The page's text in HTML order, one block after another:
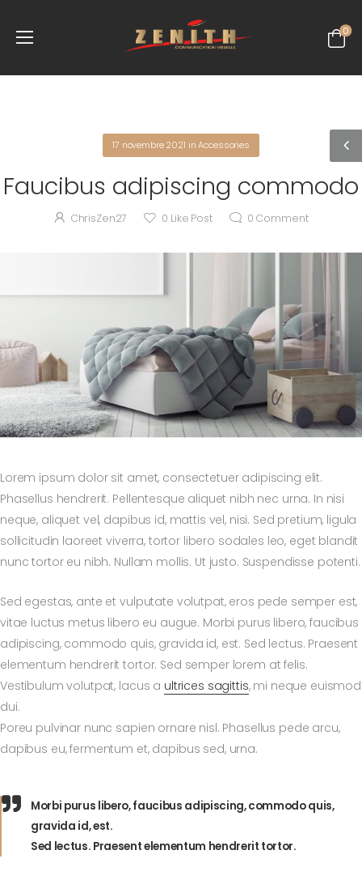
0
17 novembre 2021 inAccessories
Faucibus adipiscing commodo
ChrisZen27 0 Like Post 0 Comment
Lorem ipsum dolor sit amet, consectetuer adipiscing elit.
Phasellus hendrerit. Pellentesque aliquet nibh nec urna. In nisi
neque, aliquet vel, dapibus id, mattis vel, nisi. Sed pretium, ligula
sollicitudin laoreet viverra, tortor libero sodales leo, eget blandit
nunc tortor eu nibh. Nullam mollis. Ut justo. Suspendisse potenti.
Sed egestas, ante et vulputate volutpat, eros pede semper est,
vitae luctus metus libero eu augue. Morbi purus libero, faucibus
adipiscing, commodo quis, gravida id, est. Sed lectus. Praesent
elementum hendrerit tortor. Sed semper lorem at felis.
Vestibulum volutpat, lacus a ultrices sagittis, mi neque euismod
dui.
Poreu pulvinar nunc sapien ornare nisl. Phasellus pede arcu,
dapibus eu, fermentum et, dapibus sed, urna.
Morbi purus libero, faucibus adipiscing, commodo quis,
gravida id, est.
Sed lectus. Praesent elementum hendrerit tortor.